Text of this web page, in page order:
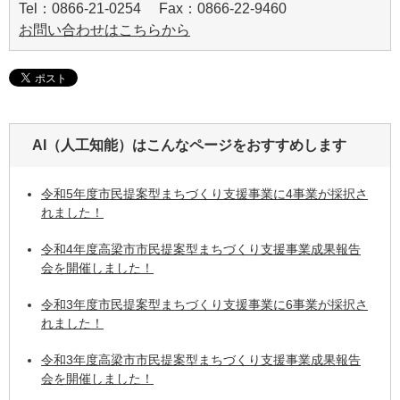
Tel：0866-21-0254 Fax：0866-22-9460
お問い合わせはこちらから
AI（人工知能）はこんなページをおすすめします
令和5年度市民提案型まちづくり支援事業に4事業が採択さ
れました！
令和4年度高梁市市民提案型まちづくり支援事業成果報告
会を開催しました！
令和3年度市民提案型まちづくり支援事業に6事業が採択さ
れました！
令和3年度高梁市市民提案型まちづくり支援事業成果報告
会を開催しました！